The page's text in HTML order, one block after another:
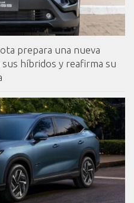
prepara una nueva
híbridos y reafirma su